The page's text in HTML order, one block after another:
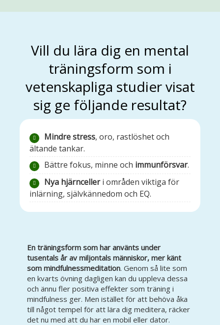
Vill du lära dig en mental
träningsform som i
vetenskapliga studier visat
sig ge följande resultat?
Mindre stress, oro, rastlöshet och
ältande tankar.
Bättre fokus, minne och immunförsvar.
Nya hjärncelleri områden viktiga för
inlärning, självkännedom och EQ.
En träningsform som har använts under
tusentals år av miljontals människor, mer känt
som mindfulnessmeditation. Genom så lite som
en kvarts övning dagligen kan du uppleva dessa
och ännu fler positiva effekter som träning i
mindfulness ger. Men istället för att behöva åka
till något tempel för att lära dig meditera, räcker
det nu med att du har en mobil eller dator.